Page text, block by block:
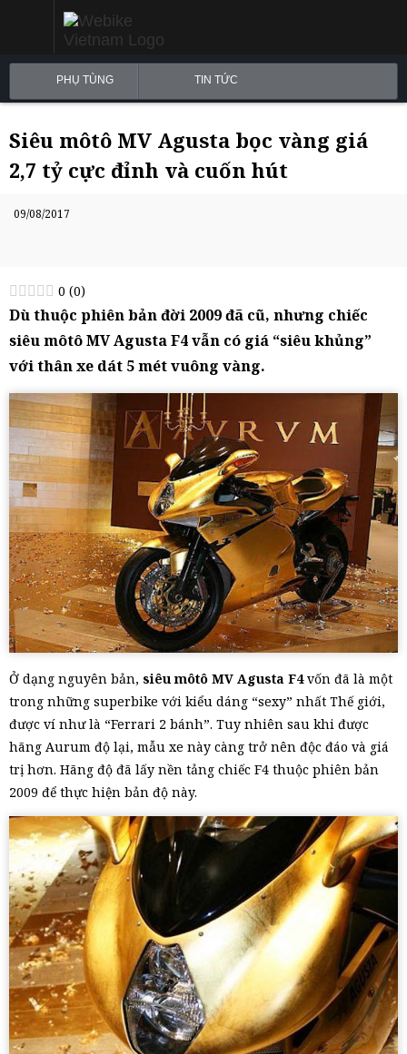
PHỤ TÙNG TIN TỨC
Siêu môtô MV Agusta bọc vàng giá
2,7 tỷ cực đỉnh và cuốn hút
09/08/2017
0 (0)
Dù thuộc phiên bản đời 2009 đã cũ, nhưng chiếc
siêu môtô MV Agusta F4 vẫn có giá “siêu khủng”
với thân xe dát 5 mét vuông vàng.
Ở dạng nguyên bản, siêu môtô MV Agusta F4vốn đã là một
trong những superbike với kiểu dáng “sexy” nhất Thế giới,
được ví như là “Ferrari 2 bánh”. Tuy nhiên sau khi được
hãng Aurum độ lại, mẫu xe này càng trở nên độc đáo và giá
trị hơn. Hãng độ đã lấy nền tảng chiếc F4 thuộc phiên bản
2009 để thực hiện bản độ này.